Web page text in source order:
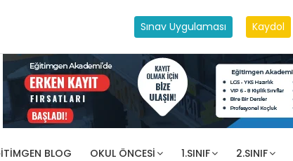
Sınav Uygulaması Kaydol
BLOG OKUL ÖNCESI 1.SINIF 2.SINIF